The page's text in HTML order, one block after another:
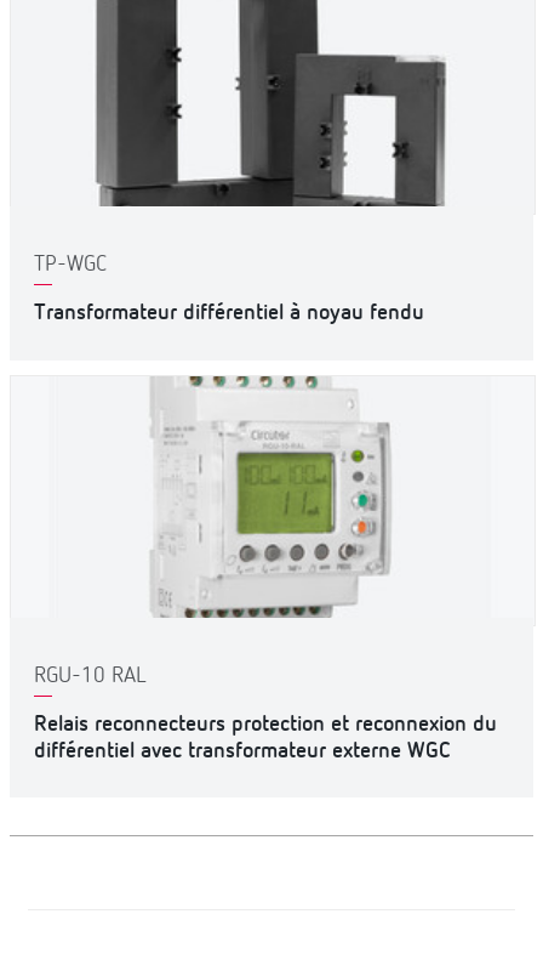
TP-WGC
Transformateur différentiel à noyau fendu
RGU-10 RAL
Relais reconnecteurs protection et reconnexion du
différentiel avec transformateur externe WGC